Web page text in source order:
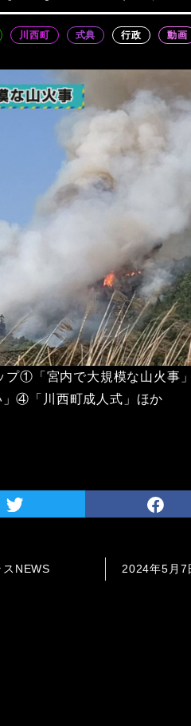
川西町 式典 行政 動画
プ①「宮内で大規模な山火事
④「川西町成人式」ほか
NEWS 2024年5月7